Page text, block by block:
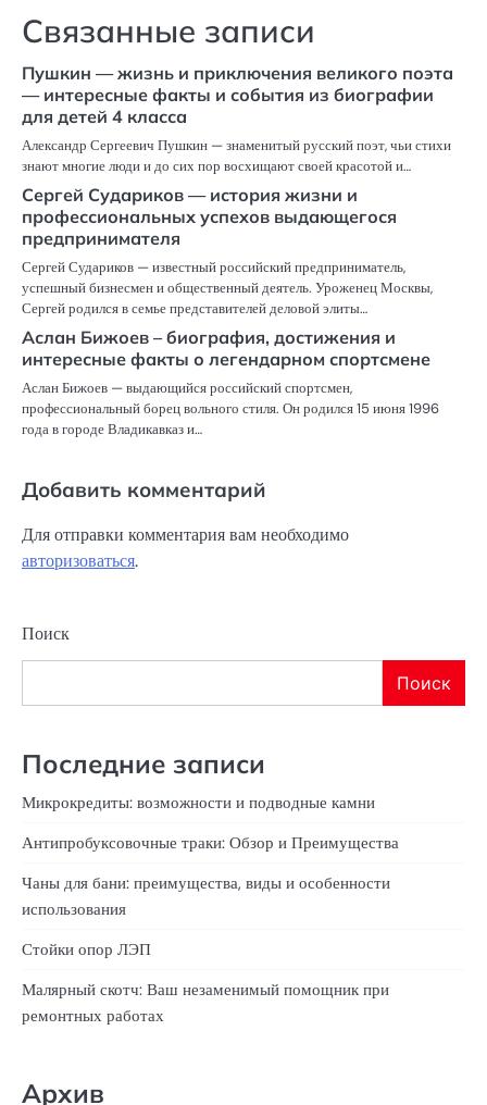
Связанные записи
Пушкин — жизнь и приключения великого поэта
— интересные факты и события из биографии
для детей 4 класса
Александр Сергеевич Пушкин — знаменитый русский поэт, чьи стихи
знают многие люди и до сих пор восхищают своей красотой и…
Сергей Судариков — история жизни и
профессиональных успехов выдающегося
предпринимателя
Сергей Судариков — известный российский предприниматель,
успешный бизнесмен и общественный деятель. Уроженец Москвы,
Сергей родился в семье представителей деловой элиты…
Аслан Бижоев – биография, достижения и
интересные факты о легендарном спортсмене
Аслан Бижоев — выдающийся российский спортсмен,
профессиональный борец вольного стиля. Он родился 15 июня 1996
года в городе Владикавказ и…
Добавить комментарий
Для отправки комментария вам необходимо
авторизоваться.
Поиск
Поиск
Последние записи
Микрокредиты: возможности и подводные камни
Антипробуксовочные траки: Обзор и Преимущества
Чаны для бани: преимущества, виды и особенности
использования
Стойки опор ЛЭП
Малярный скотч: Ваш незаменимый помощник при
ремонтных работах
Архив